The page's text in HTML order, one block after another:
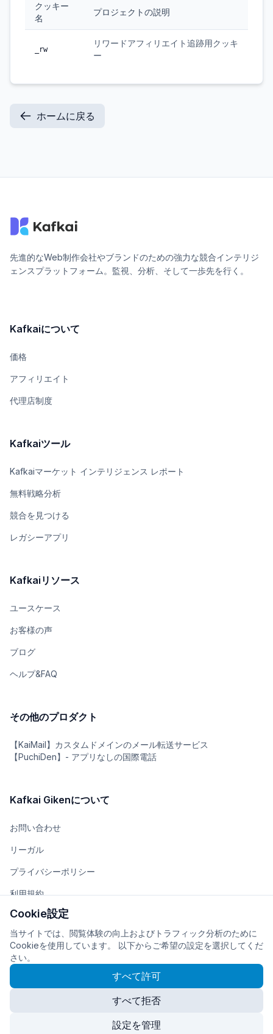
クッキー
名
プロジェクトの説明
_rw
リワードアフィリエイト追跡用クッキ
ー
ホームに戻る
先進的なWeb制作会社やブランドのための強力な競合インテリジ
ェンスプラットフォーム。監視、分析、そして一歩先を行く。
Kafkaiについて
価格
アフィリエイト
代理店制度
Kafkaiツール
Kafkaiマーケット インテリジェンス レポート
無料戦略分析
競合を見つける
レガシーアプリ
Kafkaiリソース
ユースケース
お客様の声
ブログ
ヘルプ&FAQ
その他のプロダクト
【KaiMail】カスタムドメインのメール転送サービス
【PuchiDen】- アプリなしの国際電話
Kafkai Gikenについて
お問い合わせ
リーガル
プライバシーポリシー
利用規約
チーム
会社概要
株式会社Kafkai Gikenに開発・運営されています
Cookie設定
Cookie設定
当サイトでは、閲覧体験の向上およびトラフィック分析のために
Cookieを使用しています。 以下からご希望の設定を選択してくだ
さい。
すべて許可
すべて拒否
設定を管理